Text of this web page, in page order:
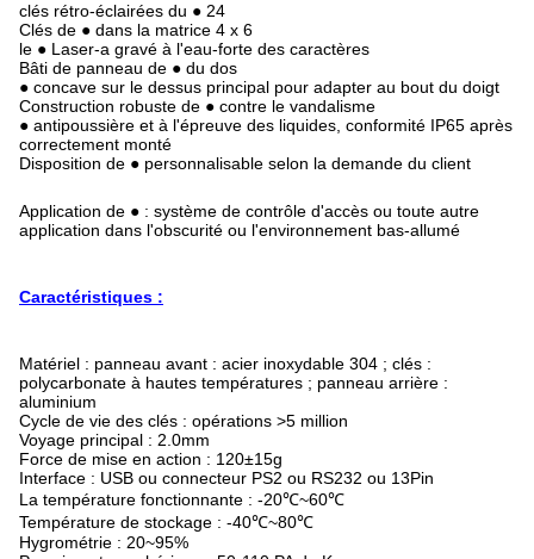
clés rétro-éclairées du ● 24
Clés de ● dans la matrice 4 x 6
le ● Laser-a gravé à l'eau-forte des caractères
Bâti de panneau de ● du dos
● concave sur le dessus principal pour adapter au bout du doigt
Construction robuste de ● contre le vandalisme
● antipoussière et à l'épreuve des liquides, conformité IP65 après
correctement monté
Disposition de ● personnalisable selon la demande du client
Application de ● : système de contrôle d'accès ou toute autre
application dans l'obscurité ou l'environnement bas-allumé
Caractéristiques :
Matériel : panneau avant : acier inoxydable 304 ; clés :
polycarbonate à hautes températures ; panneau arrière :
aluminium
Cycle de vie des clés : opérations >5 million
Voyage principal : 2.0mm
Force de mise en action : 120±15g
Interface : USB ou connecteur PS2 ou RS232 ou 13Pin
La température fonctionnante : -20℃~60℃
Température de stockage : -40℃~80℃
Hygrométrie : 20~95%